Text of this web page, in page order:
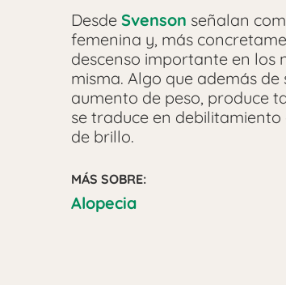
Desde Svenson señalan
femenina y, más
descenso importante en los
misma. Algo que además
aumento de peso, produce
se traduce en
de brillo.
MÁS SOBRE:
Alopecia